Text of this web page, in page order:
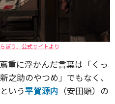
ぼう」公式サイトより
重に浮かんだ言葉は「くっ
之助のやつめ」でもなく、
という平賀源内 （安田顕）の